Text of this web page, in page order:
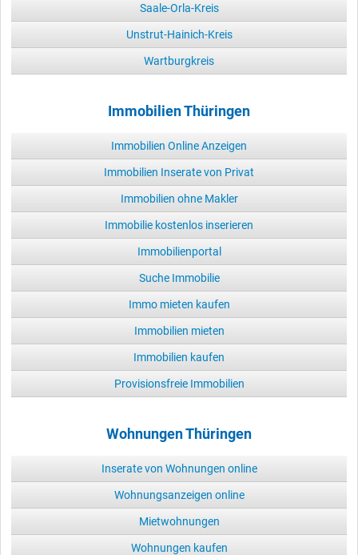
Saale-Orla-Kreis
Unstrut-Hainich-Kreis
Wartburgkreis
Immobilien Thüringen
Immobilien Online Anzeigen
Immobilien Inserate von Privat
Immobilien ohne Makler
Immobilie kostenlos inserieren
Immobilienportal
Suche Immobilie
Immo mieten kaufen
Immobilien mieten
Immobilien kaufen
Provisionsfreie Immobilien
Wohnungen Thüringen
Inserate von Wohnungen online
Wohnungsanzeigen online
Mietwohnungen
Wohnungen kaufen